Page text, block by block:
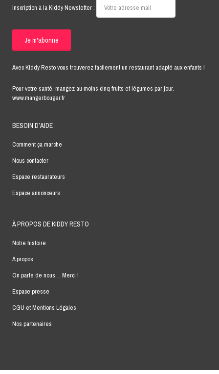
Inscription à la Kiddy Newsletter :
Avec Kiddy Resto vous trouverez facilement un restaurant adapté aux enfants !
Pour votre santé, mangez au moins cinq fruits et légumes par jour.
www.mangerbouger.fr
BESOIN D’AIDE
Comment ça marche
Nous contacter
Espace restaurateurs
Espace annonceurs
À PROPOS DE KIDDY RESTO
Notre histoire
À propos
On parle de nous… Merci !
Espace presse
CGU et Mentions Légales
Nos partenaires